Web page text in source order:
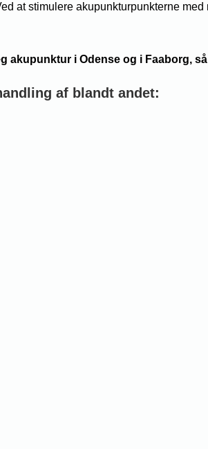
at stimulere akupunkturpunkterne
akupunktur i Odense og i Faaborg,
af blandt andet: